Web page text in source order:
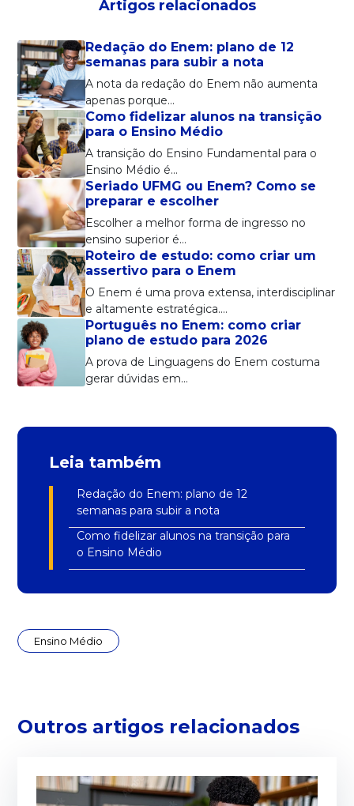
Artigos relacionados
Redação do Enem: plano de 12
semanas para subir a nota
A nota da redação do Enem não aumenta
apenas porque…
Como fidelizar alunos na transição
para o Ensino Médio
A transição do Ensino Fundamental para o
Ensino Médio é…
Seriado UFMG ou Enem? Como se
preparar e escolher
Escolher a melhor forma de ingresso no
ensino superior é…
Roteiro de estudo: como criar um
assertivo para o Enem
O Enem é uma prova extensa, interdisciplinar
e altamente estratégica.…
Português no Enem: como criar
plano de estudo para 2026
A prova de Linguagens do Enem costuma
gerar dúvidas em…
Leia também
Redação do Enem: plano de 12
semanas para subir a nota
Como fidelizar alunos na transição para
o Ensino Médio
Ensino Médio
Outros artigos relacionados